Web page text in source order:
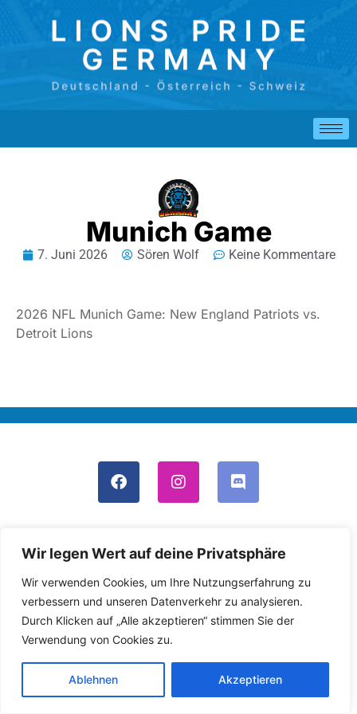
Wir legen Wert auf deine Privatsphäre
Wir verwenden Cookies, um Ihre Nutzungserfahrung zu
verbessern und unseren Datenverkehr zu analysieren.
Durch Klicken auf „Alle akzeptieren“ stimmen Sie der
Verwendung von Cookies zu.
Ablehnen Akzeptieren
Munich Game
7. Juni 2026 Sören Wolf Keine Kommentare
2026 NFL Munich Game: New England Patriots vs.
Detroit Lions
© 2024 - 2026 Lions Pride Germany e.V.